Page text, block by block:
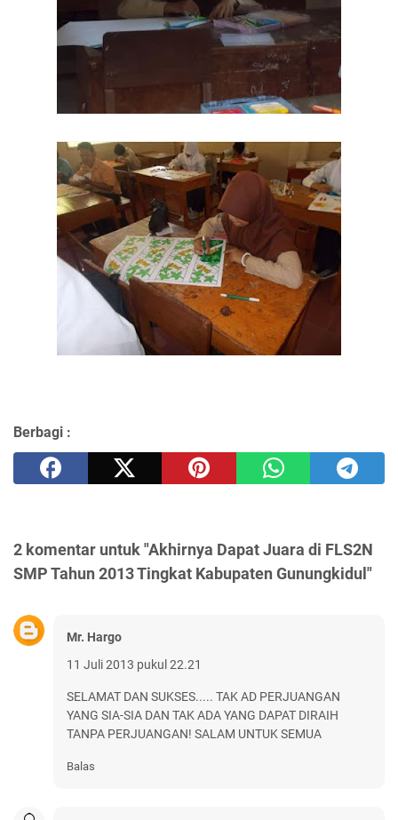
Berbagi :
2 komentar untuk "Akhirnya Dapat Juara di FLS2N
SMP Tahun 2013 Tingkat Kabupaten Gunungkidul"
Mr. Hargo
11 Juli 2013 pukul 22.21
SELAMAT DAN SUKSES..... TAK AD PERJUANGAN
YANG SIA-SIA DAN TAK ADA YANG DAPAT DIRAIH
TANPA PERJUANGAN! SALAM UNTUK SEMUA
Balas